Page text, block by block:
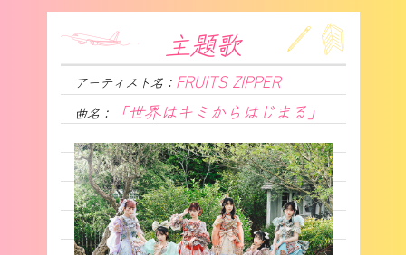
主題歌
アーティスト名： FRUITS ZIPPER
曲名： 「世界はキミからはじまる」